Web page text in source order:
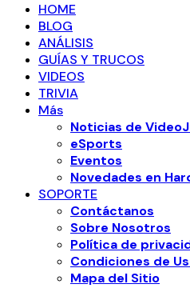
HOME
BLOG
ANÁLISIS
GUÍAS Y TRUCOS
VIDEOS
TRIVIA
Más
Noticias de
eSports
Eventos
Novedades en
SOPORTE
Contáctanos
Sobre Nosotros
Política de
Condiciones de
Mapa del Sitio